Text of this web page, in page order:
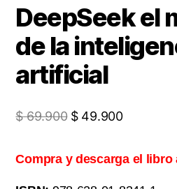
DeepSeek el
de la
artificial
$69.900 El
original
$49.900El
actual
Compra y descarga el libro